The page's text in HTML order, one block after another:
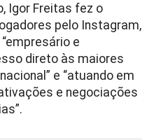
Igor Freitas fez o
pelo Instagram,
e
direto às maiores
e “atuando em
e negociações